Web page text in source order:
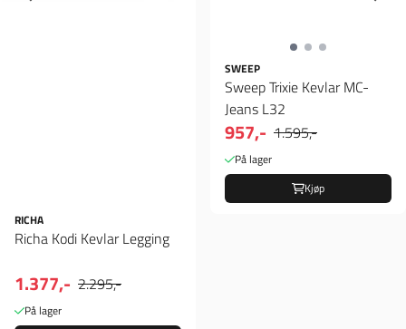
RICHA
Richa Kodi Kevlar Legging
1.377,- 2.295,-
På lager
SWEEP
Sweep Trixie Kevlar MC-
Jeans L32
957,- 1.595,-
På lager
Kjøp